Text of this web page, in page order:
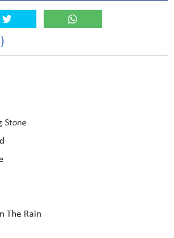
Stone
The Rain